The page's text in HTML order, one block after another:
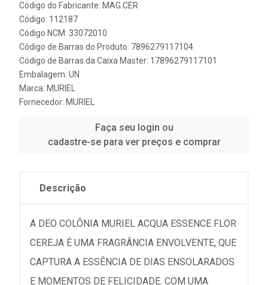
Código do Fabricante: MAG.CER
Código: 112187
Código NCM: 33072010
Código de Barras do Produto: 7896279117104
Código de Barras da Caixa Master: 17896279117101
Embalagem: UN
Marca: MURIEL
Fornecedor: MURIEL
Faça seu login ou
cadastre-se para ver preços e comprar
Descrição
A DEO COLÔNIA MURIEL ACQUA ESSENCE FLOR
CEREJA É UMA FRAGRÂNCIA ENVOLVENTE, QUE
CAPTURA A ESSÊNCIA DE DIAS ENSOLARADOS
E MOMENTOS DE FELICIDADE. COM UMA